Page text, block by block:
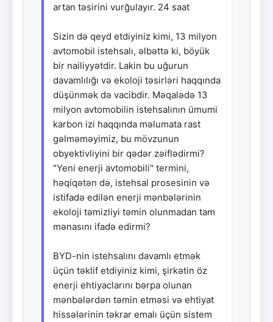
artan təsirini vurğulayır. 24 saat
Sizin də qeyd etdiyiniz kimi, 13 milyon
avtomobil istehsalı, əlbəttə ki, böyük
bir nailiyyətdir. Lakin bu uğurun
davamlılığı və ekoloji təsirləri haqqında
düşünmək də vacibdir. Məqalədə 13
milyon avtomobilin istehsalının ümumi
karbon izi haqqında məlumata rast
gəlməməyimiz, bu mövzunun
obyektivliyini bir qədər zəiflədirmi?
"Yeni enerji avtomobili" termini,
həqiqətən də, istehsal prosesinin və
istifadə edilən enerji mənbələrinin
ekoloji təmizliyi təmin olunmadan tam
mənasını ifadə edirmi?
BYD-nin istehsalını davamlı etmək
üçün təklif etdiyiniz kimi, şirkətin öz
enerji ehtiyaclarını bərpa olunan
mənbələrdən təmin etməsi və ehtiyat
hissələrinin təkrar emalı üçün sistem